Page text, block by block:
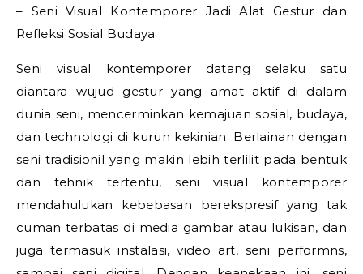
– Seni Visual Kontemporer Jadi Alat Gestur dan
Refleksi Sosial Budaya
Seni visual kontemporer datang selaku satu
diantara wujud gestur yang amat aktif di dalam
dunia seni, mencerminkan kemajuan sosial, budaya,
dan technologi di kurun kekinian. Berlainan dengan
seni tradisionil yang makin lebih terlilit pada bentuk
dan tehnik tertentu, seni visual kontemporer
mendahulukan kebebasan berekspresif yang tak
cuman terbatas di media gambar atau lukisan, dan
juga termasuk instalasi, video art, seni performns,